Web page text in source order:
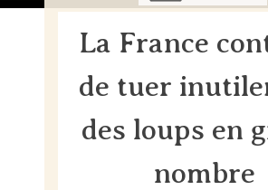
Skip
content
La France
de tuer
des loups en
nombre